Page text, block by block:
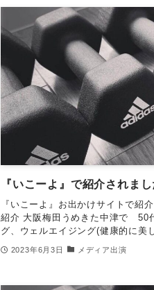
『いこーよ』で紹介されまし
『いこーよ』お出かけサイトで紹
紹介 大阪梅田うめきた中津で 50
グ、ウェルエイジング(健康的に美
2023年6月3日 メディア出演